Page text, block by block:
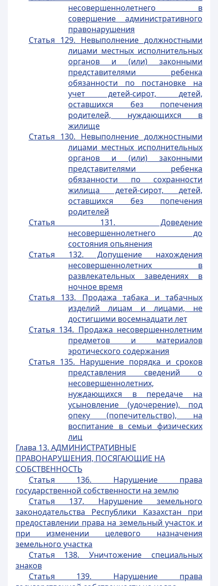
несовершеннолетнего в
совершение административного
правонарушения
Статья 129. Невыполнение должностными
лицами местных исполнительных
органов и (или) законными
представителями ребенка
обязанности по постановке на
учет детей-сирот, детей,
оставшихся без попечения
родителей, нуждающихся в
жилище
Статья 130. Невыполнение должностными
лицами местных исполнительных
органов и (или) законными
представителями ребенка
обязанности по сохранности
жилища детей-сирот, детей,
оставшихся без попечения
родителей
Статья 131. Доведение
несовершеннолетнего до
состояния опьянения
Статья 132. Допущение нахождения
несовершеннолетних в
развлекательных заведениях в
ночное время
Статья 133. Продажа табака и табачных
изделий лицам и лицами, не
достигшими восемнадцати лет
Статья 134. Продажа несовершеннолетним
предметов и материалов
эротического содержания
Статья 135. Нарушение порядка и сроков
представления сведений о
несовершеннолетних,
нуждающихся в передаче на
усыновление (удочерение), под
опеку (попечительство), на
воспитание в семьи физических
лиц
Глава 13. АДМИНИСТРАТИВНЫЕ
ПРАВОНАРУШЕНИЯ, ПОСЯГАЮЩИЕ НА
СОБСТВЕННОСТЬ
Статья 136. Нарушение права
государственной собственности на землю
Статья 137. Нарушение земельного
законодательства Республики Казахстан при
предоставлении права на земельный участок и
при изменении целевого назначения
земельного участка
Статья 138. Уничтожение специальных
знаков
Статья 139. Нарушение права